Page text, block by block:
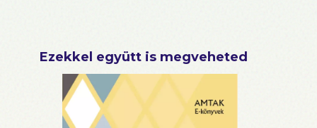
Ezekkel együtt is megveheted